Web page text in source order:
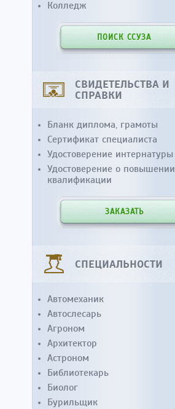
Колледж
ПОИСК ССУЗА
СВИДЕТЕЛЬСТВА И
СПРАВКИ
Бланк диплома, грамоты
Сертификат специалиста
Удостоверение интернатуры
Удостоверение о повышении
квалификации
ЗАКАЗАТЬ
СПЕЦИАЛЬНОСТИ
Автомеханик
Автослесарь
Агроном
Архитектор
Астроном
Библиотекарь
Биолог
Бурильщик